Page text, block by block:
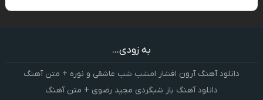
به زودی...
دانلود آهنگ آرون افشار امشب شب عاشقی و نوره + متن آهنگ
دانلود آهنگ باز شبگردی مجید رضوی + متن آهنگ